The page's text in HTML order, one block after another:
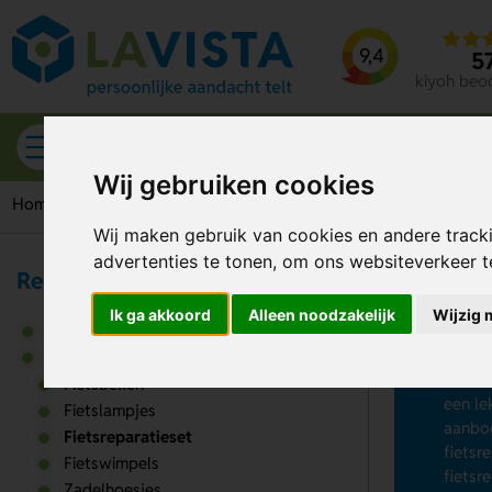
Wij gebruiken cookies
Wij maken gebruik van cookies en andere
advertenties te tonen, om ons websiteverkeer
Ik ga akkoord Alleen noodzakelijk Wijzig
9,4
kiyoh
Home Fietsaccessoires
een
Reizen & Onderweg
Auto accessoires
Fietsbellen
Fietslampjes
Fietsreparatieset
Fietswimpels